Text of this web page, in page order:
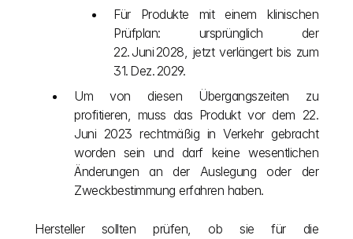
Für Produkte mit einem klinischen
Prüfplan: ursprünglich der
22. Juni 2028, jetzt verlängert bis zum
31. Dez. 2029.
Um von diesen Übergangszeiten zu
profitieren, muss das Produkt vor dem 22.
Juni 2023 rechtmäßig in Verkehr gebracht
worden sein und darf keine wesentlichen
Änderungen an der Auslegung oder der
Zweckbestimmung erfahren haben.
Hersteller sollten prüfen, ob sie für die